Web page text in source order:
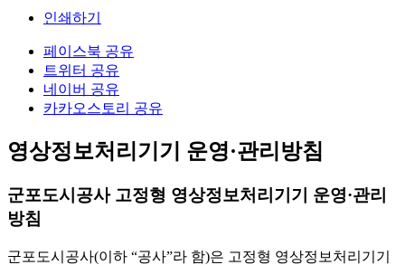
인쇄하기
페이스북 공유
트위터 공유
네이버 공유
카카오스토리 공유
영상정보처리기기 운영·관리방침
군포도시공사 고정형 영상정보처리기기 운영·관리
방침
군포도시공사(이하 “공사”라 함)은 고정형 영상정보처리기기